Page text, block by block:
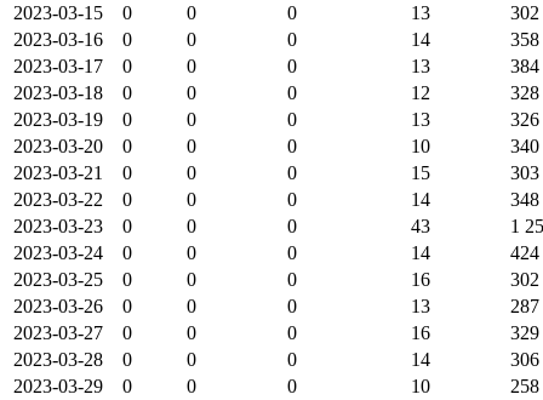
2023-03-15
0 0 0 13
302
2023-03-16
0 0 0 14
358
2023-03-17
0 0 0 13
384
2023-03-18
0 0 0 12
328
2023-03-19
0 0 0 13
326
2023-03-20
0 0 0 10
340
2023-03-21
0 0 0 15
303
2023-03-22
0 0 0 14
348
2023-03-23
0 0 0 43
1
2023-03-24
0 0 0 14
424
2023-03-25
0 0 0 16
302
2023-03-26
0 0 0 13
287
2023-03-27
0 0 0 16
329
2023-03-28
0 0 0 14
306
2023-03-29
0 0 0 10
258